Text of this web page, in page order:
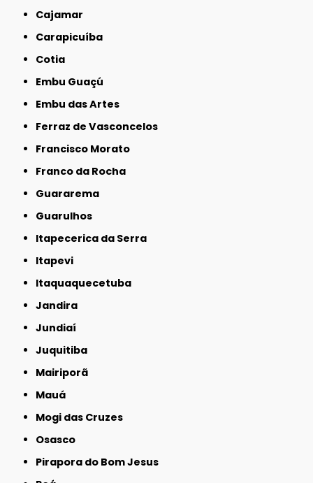
Cajamar
Carapicuíba
Cotia
Embu Guaçú
Embu das Artes
Ferraz de Vasconcelos
Francisco Morato
Franco da Rocha
Guararema
Guarulhos
Itapecerica da Serra
Itapevi
Itaquaquecetuba
Jandira
Jundiaí
Juquitiba
Mairiporã
Mauá
Mogi das Cruzes
Osasco
Pirapora do Bom Jesus